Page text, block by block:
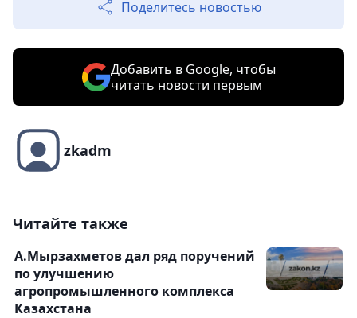
Поделитесь новостью
Добавить в Google, чтобы
читать новости первым
zkadm
Читайте также
А.Мырзахметов дал ряд поручений
по улучшению
агропромышленного комплекса
Казахстана